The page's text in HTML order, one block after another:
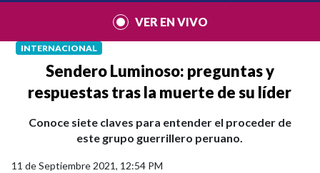
VER EN VIVO
INTERNACIONAL
Sendero Luminoso: preguntas y
respuestas tras la muerte de su líder
Conoce siete claves para entender el proceder de
este grupo guerrillero peruano.
11 de Septiembre 2021, 12:54 PM